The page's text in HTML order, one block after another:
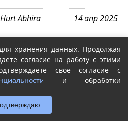
Abhira 14 апр 2025
13 апр 2025
About Abhira 12 апр 2025
Comeback
хранения данных. Продолжая
согласие на работу с этими
свое согласие с
и обработки